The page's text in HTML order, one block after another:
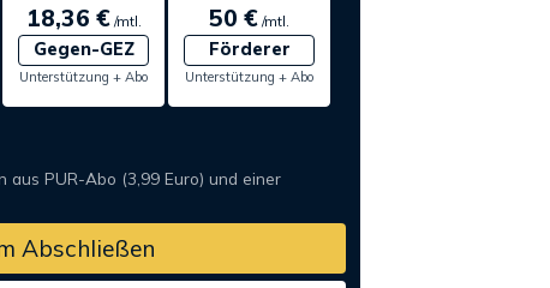
18,36 €/mtl.
Gegen-GEZ
Unterstützung + Abo
50 € /mtl.
Förderer
Unterstützung + Abo
aus PUR-Abo (3,99 Euro) und einer
Abschließen